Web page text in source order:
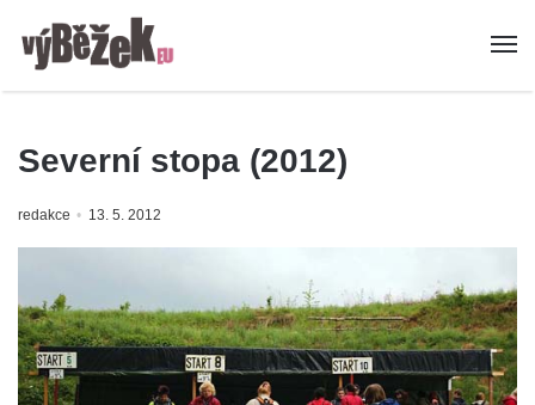
Severní stopa (2012)
redakce 13. 5. 2012